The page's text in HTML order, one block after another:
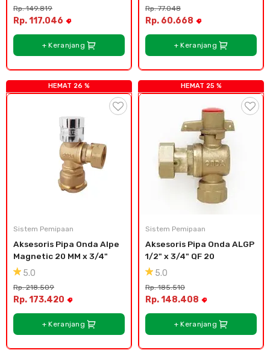
Rp. 149.819
Rp. 117.046
+ Keranjang
Rp. 77.048
Rp. 60.668
+ Keranjang
HEMAT 26 %
Sistem Pemipaan
Aksesoris Pipa Onda Alpe
Magnetic 20 MM x 3/4"
5.0
Rp. 218.509
Rp. 173.420
+ Keranjang
HEMAT 25 %
Sistem Pemipaan
Aksesoris Pipa Onda ALGP
1/2" x 3/4" QF 20
5.0
Rp. 185.510
Rp. 148.408
+ Keranjang